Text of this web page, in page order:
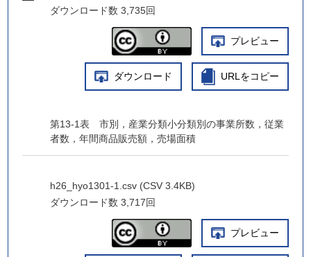
ダウンロード数 3,735回
プレビュー
ダウンロード URLをコピー
第13-1表 市別，産業分類小分類別の事業所数，従業
者数，年間商品販売額，売場面積
h26_hyo1301-1.csv (CSV 3.4KB)
ダウンロード数 3,717回
プレビュー